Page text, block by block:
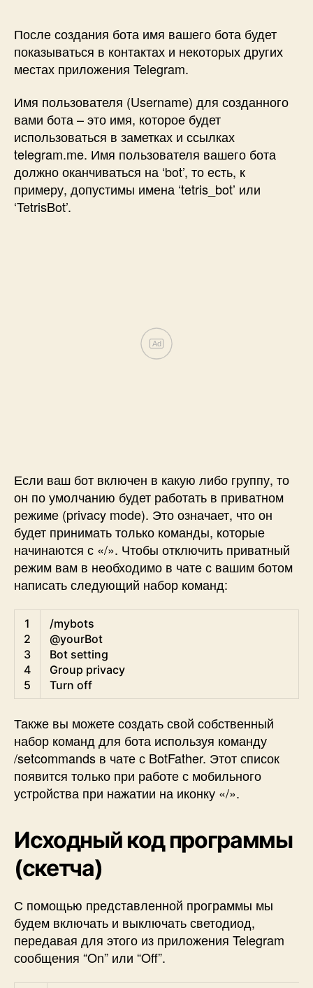
После создания бота имя вашего бота будет
показываться в контактах и некоторых других
местах приложения Telegram.
Имя пользователя (Username) для созданного
вами бота – это имя, которое будет
использоваться в заметках и ссылках
telegram.me. Имя пользователя вашего бота
должно оканчиваться на ‘bot’, то есть, к
примеру, допустимы имена ‘tetris_bot’ или
‘TetrisBot’.
Ad
Если ваш бот включен в какую либо группу, то
он по умолчанию будет работать в приватном
режиме (privacy mode). Это означает, что он
будет принимать только команды, которые
начинаются с «/». Чтобы отключить приватный
режим вам в необходимо в чате с вашим ботом
написать следующий набор команд:
1
2
3
4
5
/mybots
@yourBot
Bot setting
Group privacy
Turn off
Также вы можете создать свой собственный
набор команд для бота используя команду
/setcommands в чате с BotFather. Этот список
появится только при работе с мобильного
устройства при нажатии на иконку «/».
Исходный код программы
(скетча)
С помощью представленной программы мы
будем включать и выключать светодиод,
передавая для этого из приложения Telegram
сообщения “On” или “Off”.